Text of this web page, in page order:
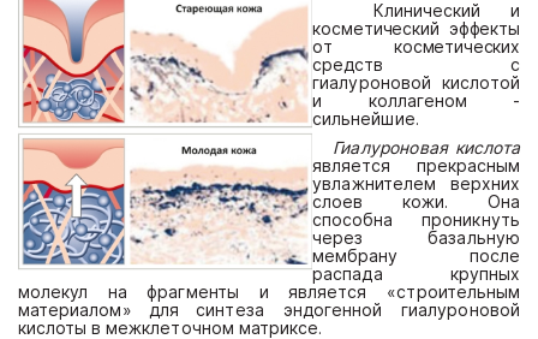
Клинический и
косметический
эффекты
от косметических
средств
с
гиалуроновой кислотой
и
коллагеном
-
сильнейшие.
Гиалуроновая кислота
является прекрасным
увлажнителем верхних
слоев кожи. Она
способна проникнуть
через базальную
мембрану после
распада крупных
молекул на фрагменты и является «строительным
материалом» для синтеза эндогенной гиалуроновой
кислоты в межклеточном матриксе.